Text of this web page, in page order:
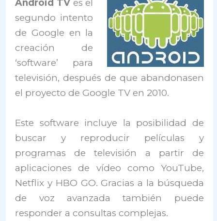
Android TVes el
segundo intento
de Google en la
creación de
‘software’ para
televisión, después de que abandonasen
el proyecto de Google TV en 2010.
Este software incluye la posibilidad de
buscar y reproducir películas y
programas de televisión a partir de
aplicaciones de vídeo como YouTube,
Netflix y HBO GO. Gracias a la búsqueda
de voz avanzada también puede
responder a consultas complejas.